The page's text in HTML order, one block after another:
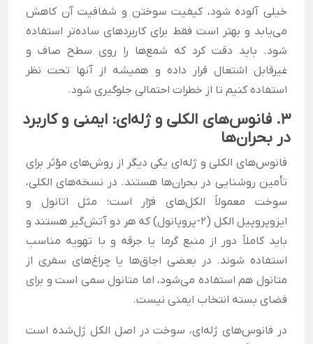
خیلی آلوده شود، کیفیت سوختن و شفافیت آن کاهش
می‌یابد و بهتر است فقط برای کاربردهای ساده‌تر استفاده
شود. باید دقت کرد که شمع‌ها را روی سطح صاف و
غیرقابل اشتعال قرار داده و همیشه از آنها تحت نظر
استفاده کنیم تا از خطرات احتمالی جلوگیری شود.
3. فانوس‌های الکلی و ژله‌ای: ایمنی و کاربرد
در بحران‌ها
فانوس‌های الکلی و ژله‌ای یکی دیگر از روش‌های مؤثر برای
تأمین روشنایی در بحران‌ها هستند. در نسخه‌های الکلی،
سوخت معمولاً الکل‌های فرّار است؛ مثل اتانول و
ایزوپروپیل الکل (2-پروپانول) که هر دو آتش‌گیر هستند و
باید کاملاً دور از منبع گرما یا جرقه و با تهویه مناسب
استفاده شوند. در بعضی اجاق‌ها یا چراغ‌های سفری از
متانول هم استفاده می‌شود، اما متانول سمی است و برای
فضای بسته انتخاب ایمنی نیست.
در فانوس‌های ژله‌ای، سوخت در اصل الکل ژل‌شده است